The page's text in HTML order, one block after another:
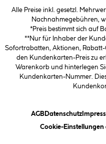
Alle Preise inkl. gesetzl.
Nachnahmegebühren,
*Preis bestimmt sich auf
**Nur für Inhaber der
Sofortrabatten, Aktionen,
den Kundenkarten-Preis zu
Warenkorb und hinterlegen
Kundenkarten-Nummer.
AGB(öffnet ein
Datenschutz(öffnet
Cookie-Einstellungen